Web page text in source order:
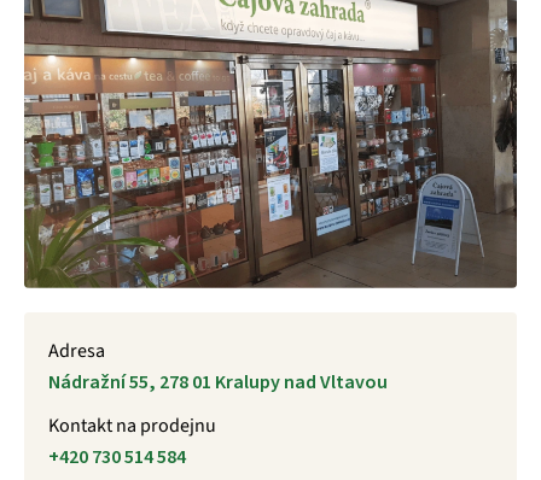
Adresa
Nádražní 55, 278 01 Kralupy nad Vltavou
Kontakt na prodejnu
+420 730 514 584